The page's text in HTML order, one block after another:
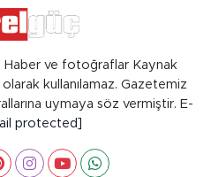
Haber ve fotoğraflar Kaynak
kullanılamaz. Gazetemiz
uymaya söz vermiştir. E-
protected]